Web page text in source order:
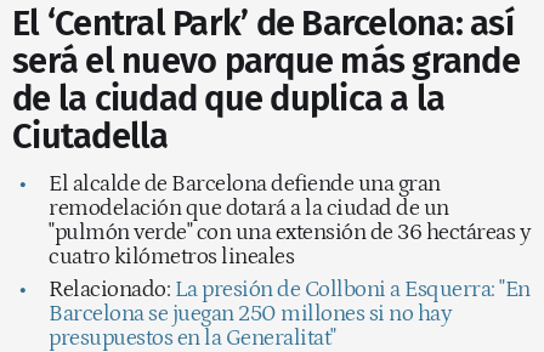
El ‘Central Park’ de Barcelona: así
será el nuevo parque más grande
de la ciudad que duplica a la
Ciutadella
El alcalde de Barcelona defiende una gran
remodelación que dotará a la ciudad de un
"pulmón verde" con una extensión de 36 hectáreas y
cuatro kilómetros lineales
Relacionado: La presión de Collboni a Esquerra: "En
Barcelona se juegan 250 millones si no hay
presupuestos en la Generalitat"